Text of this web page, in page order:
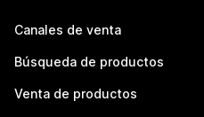
Canales de venta
Búsqueda de productos
Venta de productos